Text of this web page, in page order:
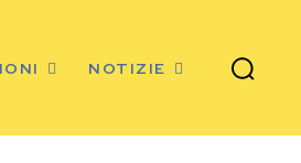
NOTIZIE